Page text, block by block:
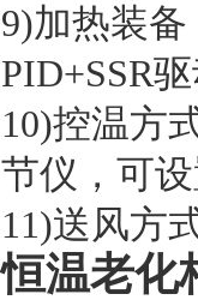
9)加热装
PID+SSR
10)控温方
节仪，可
11)送风方
恒温老化